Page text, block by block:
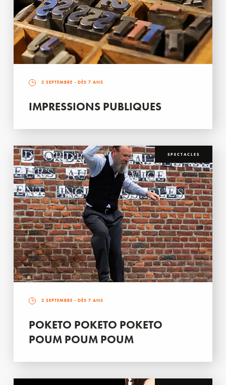
2 SEPTEMBRE - DÈS 7 ANS
IMPRESSIONS PUBLIQUES
SPECTACLES
2 SEPTEMBRE - DÈS 7 ANS
POKETO POKETO POKETO
POUM POUM POUM